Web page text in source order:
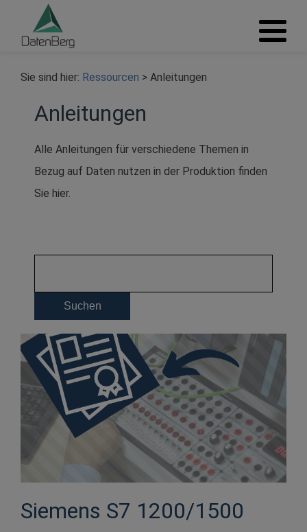
Sie sind hier: Ressourcen > Anleitungen
Anleitungen
Alle Anleitungen für verschiedene Themen in
Bezug auf Daten nutzen in der Produktion finden
Sie hier.
Siemens S7 1200/1500